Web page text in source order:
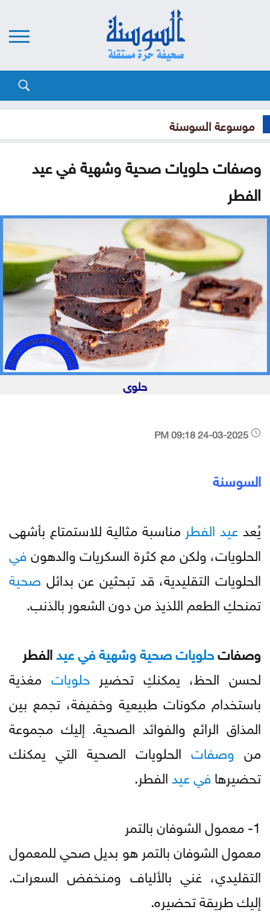
موسوعة السوسنة
وصفات حلويات صحية وشهية في عيد
الفطر
حلوى
السوسنة
يُعدعيد الفطر مناسبة مثالية للاستمتاع بأشهى
الحلويات، ولكن مع كثرة السكريات والدهونفي
الحلويات التقليدية، قد تبحثين عن بدائل صحية
تمنحكِ الطعم اللذيذ من دون الشعور بالذنب.
وصفاتحلوياتصحيةوشهيةفيعيدالفطر
لحسن الحظ، يمكنكِ تحضيرحلويات مغذية
باستخدام مكونات طبيعية وخفيفة، تجمع بين
المذاق الرائع والفوائد الصحية. إليك مجموعة
من وصفات الحلويات الصحية التي يمكنك
تحضيرهافيعيدالفطر.
1- معمول الشوفان بالتمر
معمول الشوفان بالتمر هو بديل صحي للمعمول
التقليدي، غني بالألياف ومنخفض السعرات.
إليك طريقة تحضيره.